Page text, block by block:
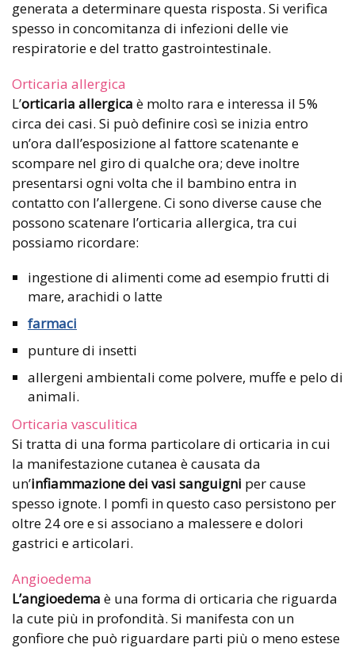
generata a determinare questa risposta. Si verifica
spesso in concomitanza di infezioni delle vie
respiratorie e del tratto gastrointestinale.
Orticaria allergica
L’orticaria allergica è molto rara e interessa il 5%
circa dei casi. Si può definire così se inizia entro
un’ora dall’esposizione al fattore scatenante e
scompare nel giro di qualche ora; deve inoltre
presentarsi ogni volta che il bambino entra in
contatto con l’allergene. Ci sono diverse cause che
possono scatenare l’orticaria allergica, tra cui
possiamo ricordare:
ingestione di alimenti come ad esempio frutti di
mare, arachidi o latte
farmaci
punture di insetti
allergeni ambientali come polvere, muffe e pelo di
animali.
Orticaria vasculitica
Si tratta di una forma particolare di orticaria in cui
la manifestazione cutanea è causata da
un’infiammazione dei vasi sanguigni per cause
spesso ignote. I pomfi in questo caso persistono per
oltre 24 ore e si associano a malessere e dolori
gastrici e articolari.
Angioedema
L’angioedema è una forma di orticaria che riguarda
la cute più in profondità. Si manifesta con un
gonfiore che può riguardare parti più o meno estese